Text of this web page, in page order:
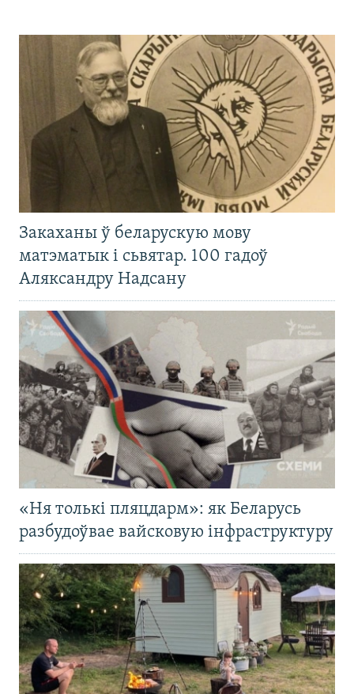
Закаханы ў беларускую мову
матэматык і сьвятар. 100 гадоў
Аляксандру Надсану
«Ня толькі пляцдарм»: як Беларусь
разбудоўвае вайсковую інфраструктуру